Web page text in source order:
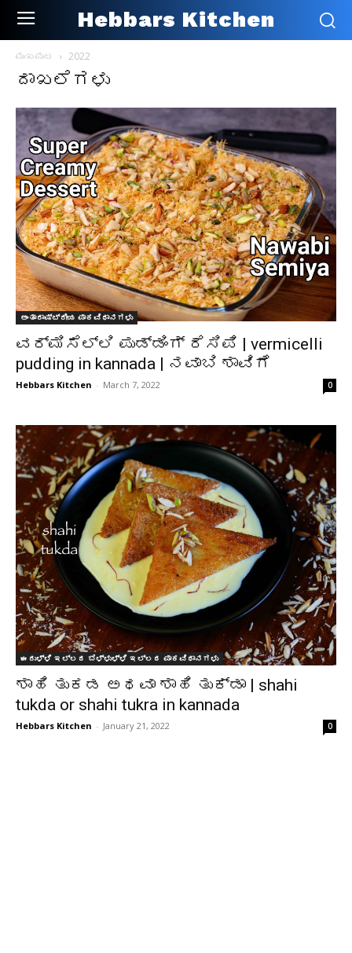
Hebbars Kitchen
ಮುಖಪುಟ 2022
ದಾಖಲೆಗಳು
ಅಂತಾರಾಷ್ಟ್ರೀಯ ಪಾಕವಿಧಾನಗಳು
ವರ್ಮಿಸೆಲ್ಲಿ ಪುಡ್ಡಿಂಗ್ ರೆಸಿಪಿ | vermicelli
pudding in kannada | ನವಾಬಿ ಶಾವಿಗೆ
Hebbars Kitchen - March 7, 2022 0
ಈರುಳ್ಳಿ ಇಲ್ಲದ ಬೆಳ್ಳುಳ್ಳಿ ಇಲ್ಲದ ಪಾಕವಿಧಾನಗಳು
ಶಾಹಿ ತುಕಡ ಅಥವಾ ಶಾಹಿ ತುಕ್ಡಾ | shahi
tukda or shahi tukra in kannada
Hebbars Kitchen - January 21, 2022 0